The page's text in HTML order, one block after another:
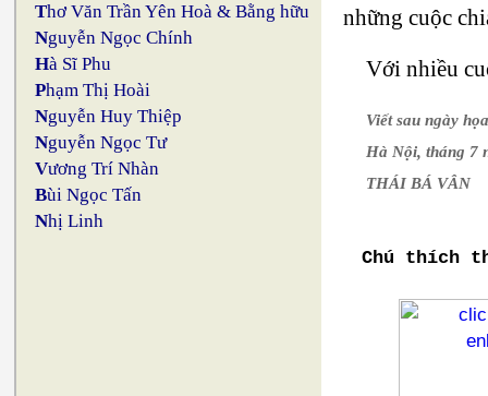
Thơ Văn Trần Yên Hoà & Bằng hữu
Nguyễn Ngọc Chính
Hà Sĩ Phu
Phạm Thị Hoài
Nguyễn Huy Thiệp
Nguyễn Ngọc Tư
Vương Trí Nhàn
Bùi Ngọc Tấn
Nhị Linh
những cuộc
Với nhiều
Viết sau ngày
Hà Nội, tháng 7
THÁI BÁ VÂN
Chú thích